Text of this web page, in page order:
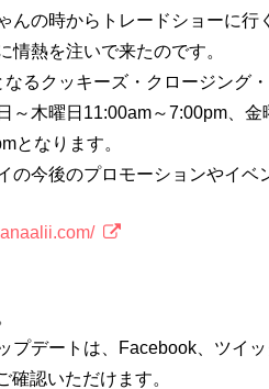
んの時からトレードショーに
情熱を注いで来たのです。
るクッキーズ・クロージング
～木曜日11:00am～7:00pm、
となります。
の今後のプロモーションやイベ
プデートは、Facebook、ツイ
確認いただけます。